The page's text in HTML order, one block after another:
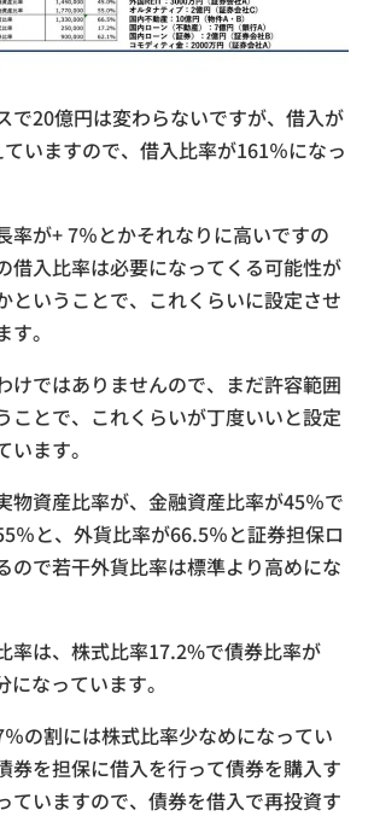
で20億円は変わらないですが、借入が
いますので、借入比率が161％になっ
率が+ 7％とかそれなりに高いですの
借入比率は必要になってくる可能性が
ということで、これくらいに設定させ
。
けではありませんので、まだ許容範囲
ことで、これくらいが丁度いいと設定
ます。
物資産比率が、金融資産比率が45％で
％と、外貨比率が66.5％と証券担保ロ
ので若干外貨比率は標準より高めにな
率は、株式比率17.2%で債券比率が
なっています。
の割には株式比率少なめになってい
券を担保に借入を行って債券を購入す
ていますので、債券を借入で再投資す